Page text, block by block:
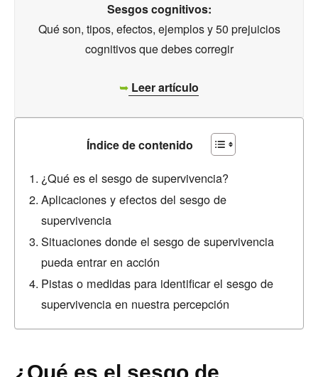
Sesgos cognitivos:
Qué son, tipos, efectos, ejemplos y 50 prejuicios
cognitivos que debes corregir
➥ Leer artículo
Índice de contenido
¿Qué es el sesgo de supervivencia?
Aplicaciones y efectos del sesgo de
supervivencia
Situaciones donde el sesgo de supervivencia
pueda entrar en acción
Pistas o medidas para identificar el sesgo de
supervivencia en nuestra percepción